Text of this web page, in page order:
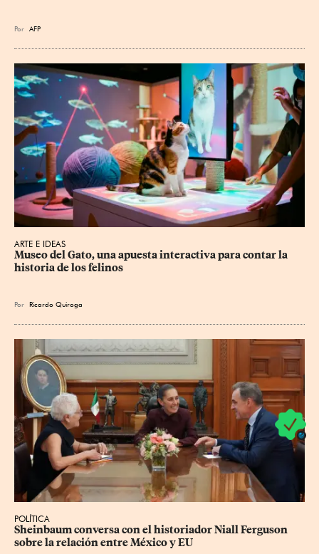
Por AFP
ARTE E IDEAS
Museo del Gato, una apuesta interactiva para contar la
historia de los felinos
Por Ricardo Quiroga
POLÍTICA
Sheinbaum conversa con el historiador Niall Ferguson
sobre la relación entre México y EU